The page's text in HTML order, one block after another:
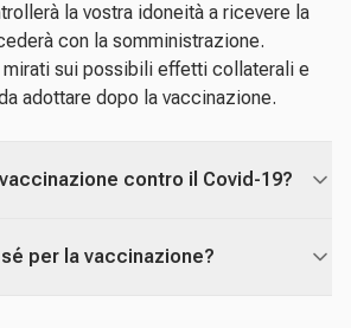
la vostra idoneità a ricevere la
con la somministrazione.
sui possibili effetti collaterali e
adottare dopo la vaccinazione.
contro il Covid-19?
per la vaccinazione?